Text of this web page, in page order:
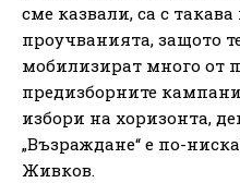
сме казвали, са с
проучванията, защото
мобилизират много от
предизборните
избори на хоризонта,
„Възраждане“ е по-
Живков.